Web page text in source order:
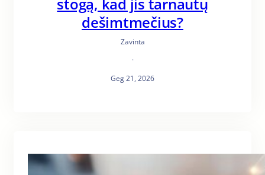
stogą, kad jis tarnautų
dešimtmečius?
Zavinta
·
Geg 21, 2026